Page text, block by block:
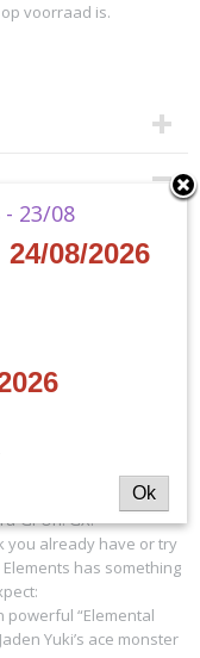
voorraad is.
the
This 100-card set is
CARD GAME (TCG).
new cards for
Gi-Oh! GX!
you already have or try
has something
powerful “Elemental
Yuki’s ace monster
23/08
08/2026
Ok